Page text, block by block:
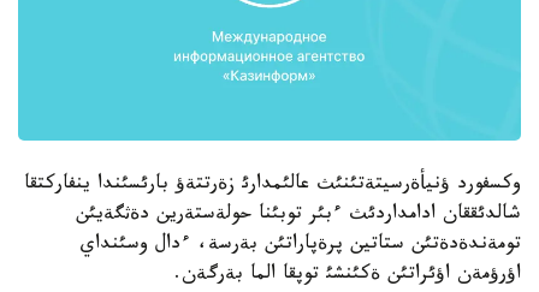
وكسفورد ؤنيأةرسيتةتئنئث عالئمدارئ زةرتتةؤ بارئسئندا ينفاركتقا
شالدئققان ادامداردئث ءبئر توبئنا حولةستةرين دةثگةيئن
تومةندةدةتئن ستاتين پرةپاراتئن بةرسة، ءدال وسئنداي
اؤرؤمةن اؤئراتئن ةكئنشئ توپقا الما بةرگةن.